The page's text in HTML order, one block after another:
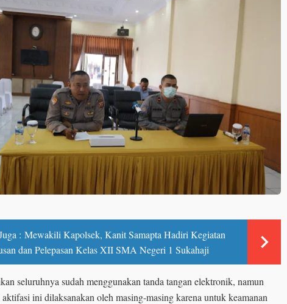
: Mewakili Kapolsek, Kanit Samapta Hadiri Kegiatan
dan Pelepasan Kelas XII SMA Negeri 1 Sukahaji
seluruhnya sudah menggunakan tanda tangan elektronik, namun
ini dilaksanakan oleh masing-masing karena untuk keamanan